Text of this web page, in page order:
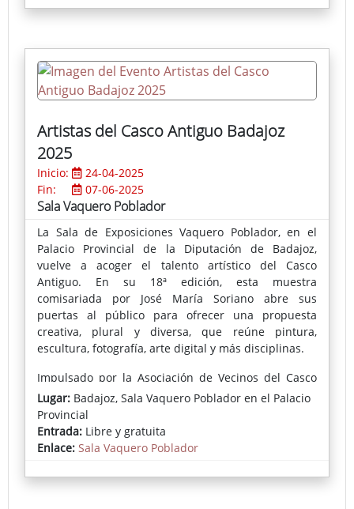
actividades muy demandadas por los más jóvenes.
Artistas del Casco Antiguo Badajoz
2025
Inicio:
24-04-2025
Fin:
07-06-2025
Sala Vaquero Poblador
La Sala de Exposiciones Vaquero Poblador, en el
Palacio Provincial de la Diputación de Badajoz,
vuelve a acoger el talento artístico del Casco
Antiguo. En su 18ª edición, esta muestra
comisariada por José María Soriano abre sus
puertas al público para ofrecer una propuesta
creativa, plural y diversa, que reúne pintura,
escultura, fotografía, arte digital y más disciplinas.
Impulsado por la Asociación de Vecinos del Casco
Antiguo, este proyecto se ha consolidado como un
referente cultural imprescindible en la ciudad.
Lugar: Badajoz, Sala Vaquero Poblador en el Palacio
Provincial
Entrada: Libre y gratuita
Enlace: Sala Vaquero Poblador